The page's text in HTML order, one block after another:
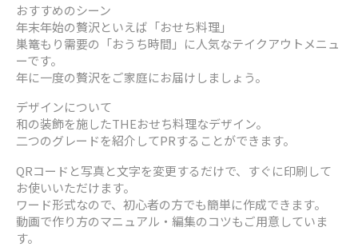
おすすめのシーン
年末年始の贅沢といえば「おせち料理」
巣篭もり需要の「おうち時間」に人気なテイクアウトメニュ
ーです。
年に一度の贅沢をご家庭にお届けしましょう。
デザインについて
和の装飾を施したTHEおせち料理なデザイン。
二つのグレードを紹介してPRすることができます。
QRコードと写真と文字を変更するだけで、すぐに印刷して
お使いいただけます。
ワード形式なので、初心者の方でも簡単に作成できます。
動画で作り方のマニュアル・編集のコツもご用意していま
す。